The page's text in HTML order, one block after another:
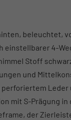
beleuchtet,
4-
Stoff
und
Leder
mit S-Prägung
der